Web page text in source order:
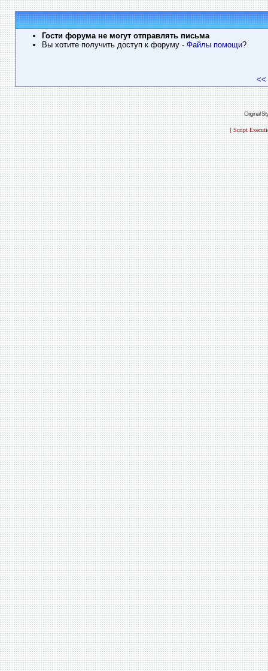
Гости форума не могут отправлять письма
Вы хотите получить доступ к форуму - Файлы помощи?
<<
Original
[ Script